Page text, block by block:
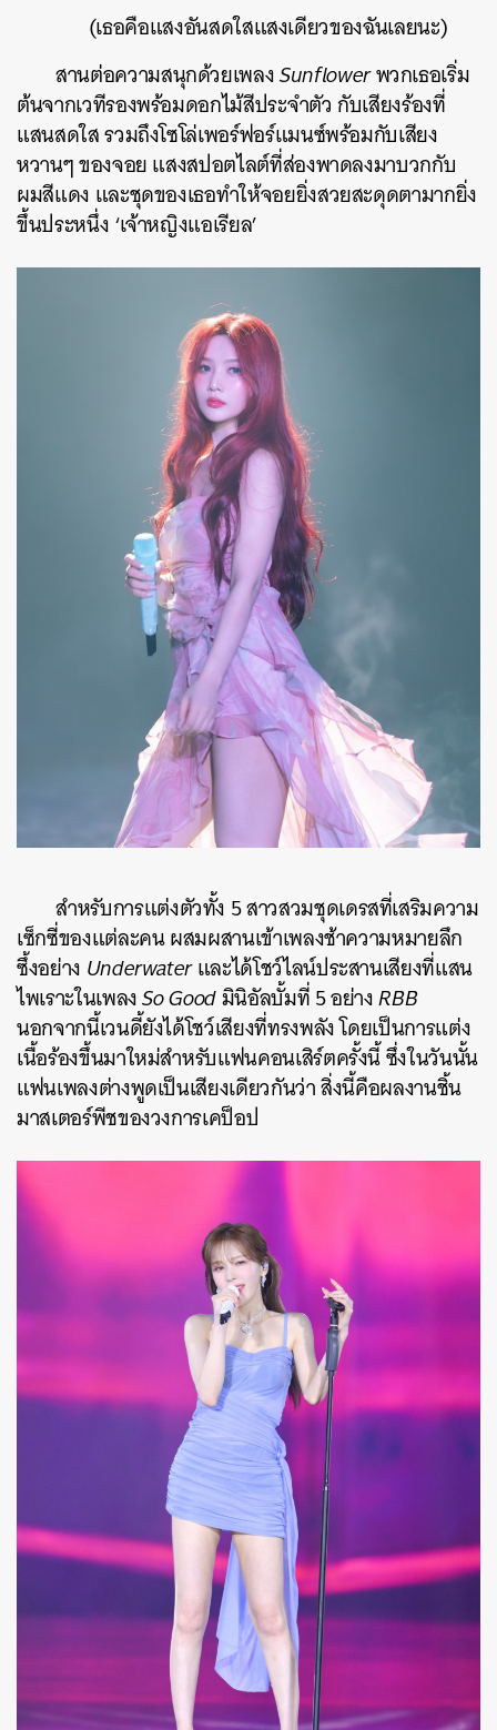
(เธอคือแสงอันสดใสแสงเดียวของฉันเลยนะ)
สานต่อความสนุกด้วยเพลงSunflowerพวกเธอเริ่ม
ต้นจากเวทีรองพร้อมดอกไม้สีประจำตัว กับเสียงร้องที่
แสนสดใส รวมถึงโซโล่เพอร์ฟอร์แมนซ์พร้อมกับเสียง
หวานๆ ของจอย แสงสปอตไลต์ที่ส่องพาดลงมาบวกกับ
ผมสีแดง และชุดของเธอทำให้จอยยิ่งสวยสะดุดตามากยิ่ง
ขึ้นประหนึ่ง ‘เจ้าหญิงแอเรียล’
สำหรับการแต่งตัวทั้ง 5 สาวสวมชุดเดรสที่เสริมความ
เซ็กซี่ของแต่ละคน ผสมผสานเข้าเพลงช้าความหมายลึก
ซึ้งอย่าง Underwaterและได้โชว์ไลน์ประสานเสียงที่แสน
ไพเราะในเพลงSo Goodมินิอัลบั้มที่ 5 อย่างRBB
นอกจากนี้เวนดี้ยังได้โชว์เสียงที่ทรงพลัง โดยเป็นการแต่ง
เนื้อร้องขึ้นมาใหม่สำหรับแฟนคอนเสิร์ตครั้งนี้ ซึ่งในวันนั้น
แฟนเพลงต่างพูดเป็นเสียงเดียวกันว่า สิ่งนี้คือผลงานชิ้น
มาสเตอร์พีชของวงการเคป็อป